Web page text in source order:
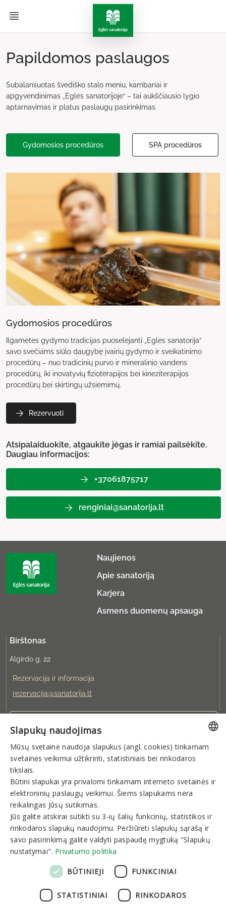
Papildomos paslaugos
Subalansuotas švediško stalo meniu, kambariai ir
apgyvendinimas „Eglės sanatorijoje“ – tai aukščiausio lygio
aptarnavimas ir platus paslaugų pasirinkimas.
Gydomosios procedūros SPA procedūros
Gydomosios procedūros
Ilgametes gydymo tradicijas puoselėjanti „Eglės sanatorija“
savo svečiams siūlo daugybę įvairių gydymo ir sveikatinimo
procedūrų – nuo tradicinių purvo ir mineralinio vandens
procedūrų, iki inovatyvių fizioterapijos bei kineziterapijos
procedūrų bei skirtingų užsiėmimų.
Rezervuoti
Atsipalaiduokite, atgaukite jėgas ir ramiai pailsėkite.
Daugiau informacijos:
+37061875717
renginiai@sanatorija.lt
Naujienos
Apie sanatoriją
Karjera
Asmens duomenų apsauga
Birštonas
Algirdo g. 22
Rezervacija ir informacija
rezervacija@sanatorija.lt
Galite rezervuoti:
I-V 8:00-19:00
Naujienlaiškis
LITHUANIAN
ENGLISH
Slapukų naudojimas
Mūsų svetainė naudoja slapukus (angl. cookies) tinkamam
svetainės veikimui užtikrinti, statistiniais bei rinkodaros
tikslais.
Būtini slapukai yra privalomi tinkamam interneto svetainės ir
elektroninių paslaugų veikimui. Šiems slapukams nėra
reikalingas Jūsų sutikimas.
Jūs galite atskirai sutikti su 3-ių šalių funkcinių, statistikos ir
rinkodaros slapukų naudojimu. Peržiūrėti slapukų sąrašą ir
savo pasirinkimą galite valdyti paspaudę mygtuką "Slapukų
nustatymai". Privatumo politika
BŪTINIEJI
STATISTINIAI RINKODAROS
FUNKCINIAI